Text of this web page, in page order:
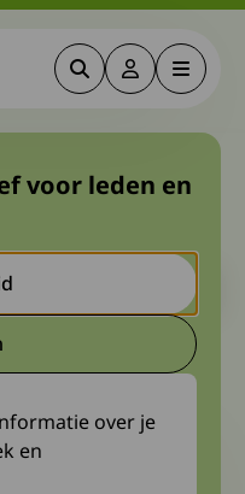
ZoekenDeze link
Menu
FSHD
zijn dat de inhoud niet
voor leden en
link gaat naar een
over je
en